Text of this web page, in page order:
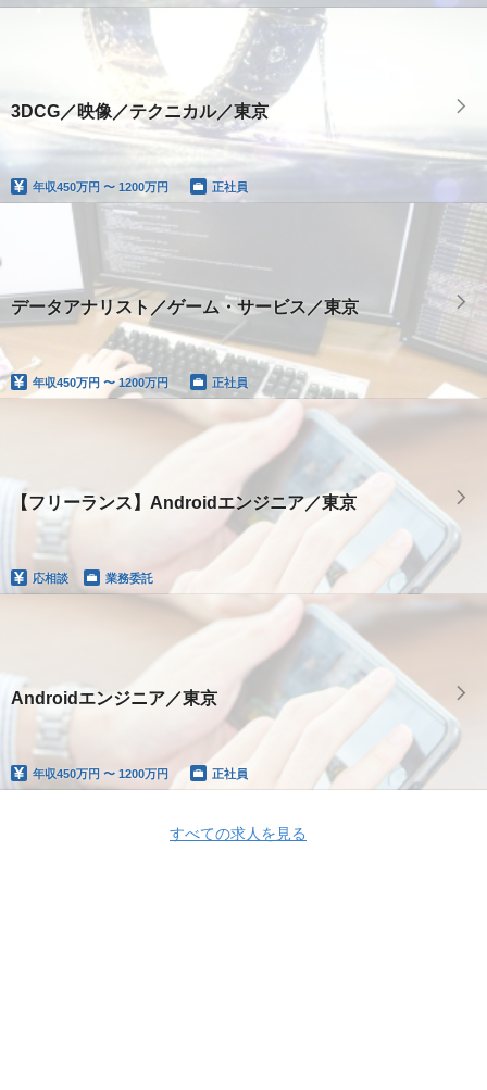
3DCG／映像／テクニカル／東京
年収450万円 〜 1200万円 正社員
データアナリスト／ゲーム・サービス／東京
年収450万円 〜 1200万円 正社員
【フリーランス】Androidエンジニア／東京
応相談 業務委託
Androidエンジニア／東京
年収450万円 〜 1200万円 正社員
すべての求人を見る